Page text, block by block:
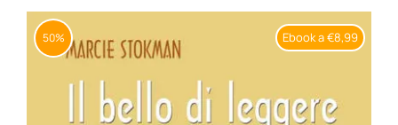
BIOGRAFIE
Ebook a €8,99
50%